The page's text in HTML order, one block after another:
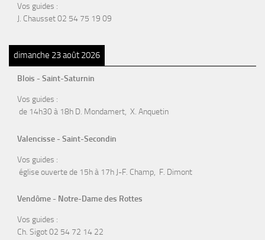
Vos guides :
J. Chausset 02 54 75 19 09
dimanche 23 août 2026
Blois - Saint-Saturnin
Vos guides :
de 14h30 à 18h D. Mondamert, X. Anquetin
Valencisse - Saint-Secondin
Vos guides :
église ouverte de 15h à 17h J-F. Champ, F. Dimont
Vendôme - Notre-Dame des Rottes
Vos guides :
Ch. Sigot 02 54 72 14 22